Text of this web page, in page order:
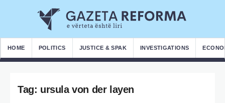
HOME POLITICS JUSTICE & SPAK INVESTIGATIONS
Tag: ursula von der layen